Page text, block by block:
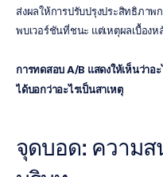
ส่งผลให้การปรับปรุงประสิทธิภาพ
พบเวอร์ชันที่ชนะ แต่เหตุผลเบื้องห
การทดสอบ A/B แสดงให้เห็นว่า
ได้บอกว่าอะไรเป็นสาเหตุ
จุดบอด: ความส